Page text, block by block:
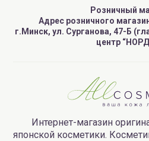
Розничный
Адрес розничного
г.Минск, ул. Сурганова, 47-Б
центр
Интернет-магазин
японской косметики.